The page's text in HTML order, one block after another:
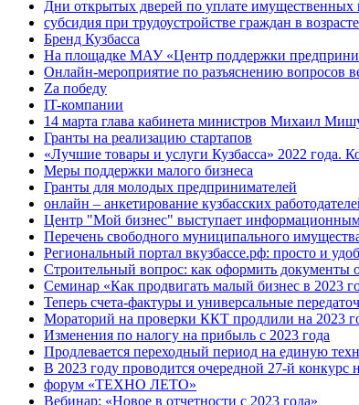
Дни открытых дверей по уплате имущественных
субсидия при трудоустройстве граждан в
Бренд Кузбасса
На площадке МАУ «Центр поддержки
Онлайн-мероприятие по разъяснению вопросов
Za победу
IT-компании
14 марта глава кабинета министров Михаил
Гранты на реализацию стартапов
«Лучшие товары и услуги Кузбасса» 2022 года.
Меры поддержки малого бизнеса
Гранты для молодых предпринимателей
онлайн – анкетирование кузбасских
Центр "Мой бизнес" выступает информационным
Перечень свободного муниципального
Региональный портал вкузбассе.рф: просто и
Строительный вопрос: как оформить документы
Семинар «Как продвигать малый бизнес в 2023
Теперь счета-фактуры и универсальные
Мораторий на проверки ККТ продлили на 2023
Изменения по налогу на прибыль с 2023 года
Продлевается переходный период на единую
В 2023 году проводится очередной 27-й конкурс
форум «ТЕХНО ЛЕТО»
Вебинар: «Новое в отчетности с 2023 года»